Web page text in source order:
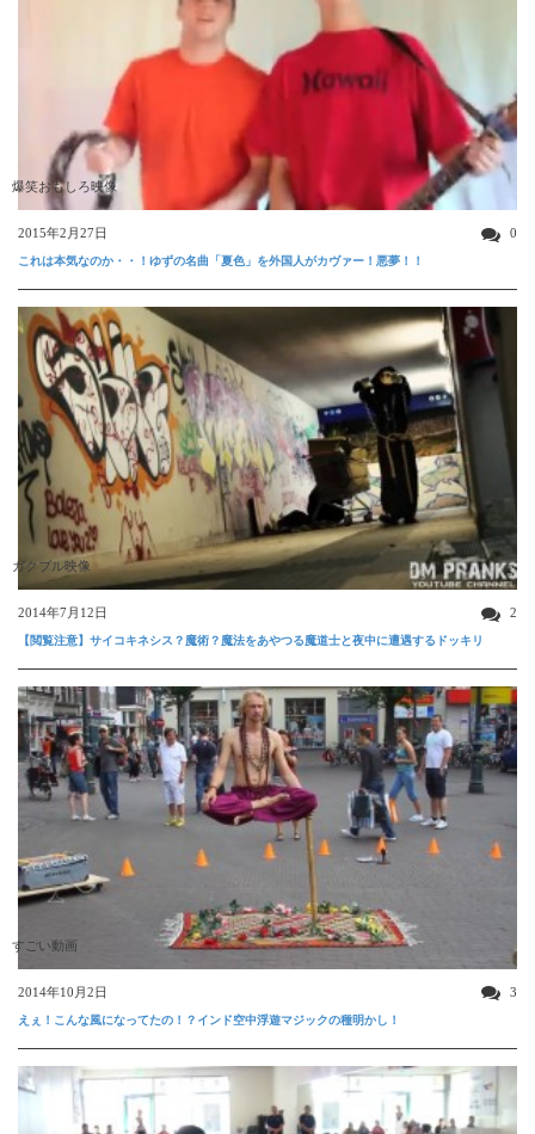
爆笑おもしろ映像
2015年2月27日 0
これは本気なのか・・！ゆずの名曲「夏色」を外国人がカヴァー！悪夢！！
ガクブル映像
2014年7月12日 2
【閲覧注意】サイコキネシス？魔術？魔法をあやつる魔道士と夜中に遭遇するドッキリ
すごい動画
2014年10月2日 3
えぇ！こんな風になってたの！？インド空中浮遊マジックの種明かし！